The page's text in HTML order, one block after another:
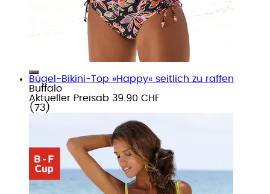
Bügel-Bikini-Top »Happy« seitlich zu raffen
Buffalo
Aktueller Preisab 39.90 CHF
( 73 )